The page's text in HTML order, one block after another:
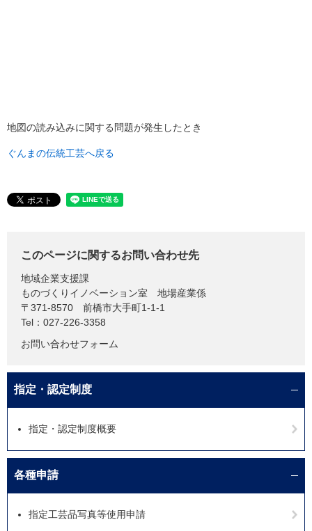
地図の読み込みに関する問題が発生したとき
ぐんまの伝統工芸へ戻る
このページに関するお問い合わせ先
地域企業支援課
ものづくりイノベーション室 地場産業係
〒371-8570
前橋市大手町1-1-1
Tel：027-226-3358
お問い合わせフォーム
指定・認定制度
指定・認定制度概要
各種申請
指定工芸品写真等使用申請